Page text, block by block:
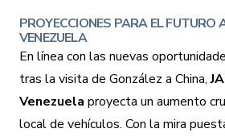
PROYECCIONES PARA EL FUTURO
VENEZUELA
En línea con las nuevas
tras la visita de González a China,
Venezuela proyecta un aumento
local de vehículos. Con la mira